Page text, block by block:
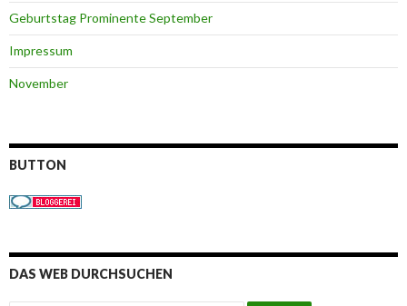
Geburtstag Prominente September
Impressum
November
BUTTON
DAS WEB DURCHSUCHEN